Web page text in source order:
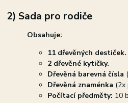
2) Sada pro rodiče
Obsahuje:
11 dřevěných destiček.
2 dřevěné kytičky.
Dřevěná barevná čísla
Dřevěná znaménka (2x
Počítací předměty: 10